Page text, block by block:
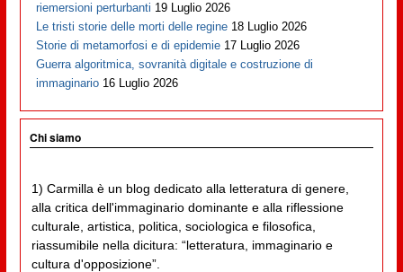
riemersioni perturbanti 19 Luglio 2026
Le tristi storie delle morti delle regine 18 Luglio 2026
Storie di metamorfosi e di epidemie 17 Luglio 2026
Guerra algoritmica, sovranità digitale e costruzione di
immaginario 16 Luglio 2026
Chi siamo
1) Carmilla è un blog dedicato alla letteratura di genere,
alla critica dell'immaginario dominante e alla riflessione
culturale, artistica, politica, sociologica e filosofica,
riassumibile nella dicitura: “letteratura, immaginario e
cultura d'opposizione”.